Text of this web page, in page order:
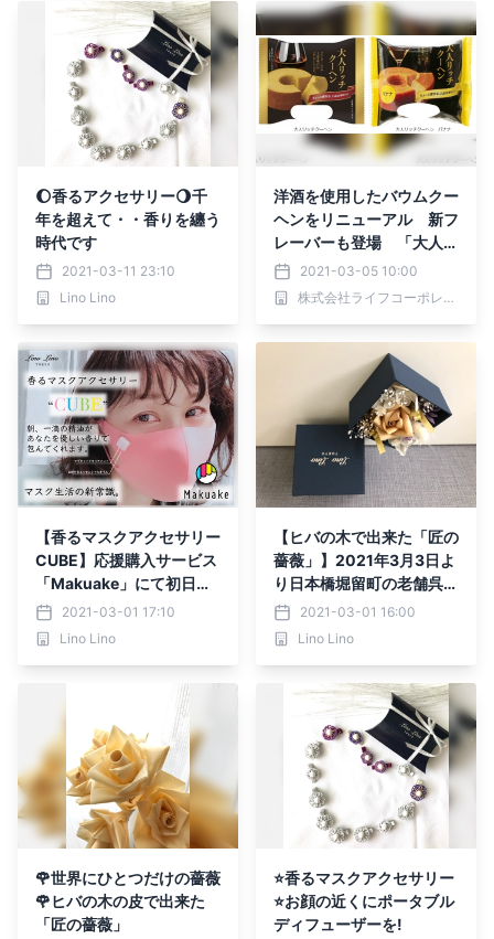
🌔香るアクセサリー🌖千
年を超えて・・香りを纏う
時代です
2021-03-11 23:10
Lino Lino
洋酒を使用したバウムクー
ヘンをリニューアル 新フ
レーバーも登場 「大人リ
ッチクーヘン」シリーズ2
品発売
2021-03-05 10:00
株式会社ライフコーポレーション
【香るマスクアクセサリー
CUBE】応援購入サービス
「Makuake」にて初日に
目標達成2021-03-01 17:10
Lino Lino
【ヒバの木で出来た「匠の
薔薇」】2021年3月3日よ
り日本橋堀留町の老舗呉服
問屋田源にて発売開始
2021-03-01 16:00
Lino Lino
🌹世界にひとつだけの薔薇
🌹ヒバの木の皮で出来た
「匠の薔薇」
⭐️香るマスクアクセサリー
⭐️お顔の近くにポータブル
ディフューザーを!